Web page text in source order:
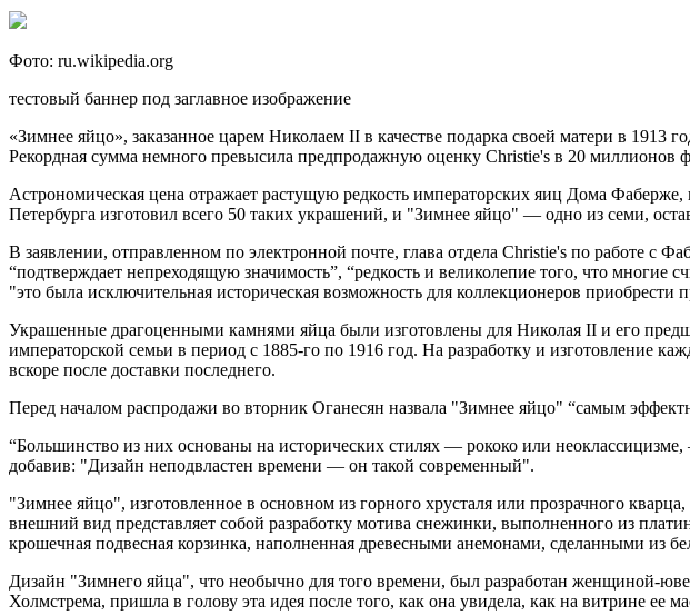
Фото: ru.wikipedia.org
тестовый баннер под заглавное изображение
«Зимнее яйцо», заказанное царем Николаем II в качестве подарка своей матери в 1913
Рекордная сумма немного превысила предпродажную оценку Christie's в 20 миллионов
Астрономическая цена отражает растущую редкость императорских яиц Дома
Петербурга изготовил всего 50 таких украшений, и "Зимнее яйцо" — одно из семи,
В заявлении, отправленном по электронной почте, глава отдела Christie's по работе с
“подтверждает непреходящую значимость”, “редкость и великолепие того, что
"это была исключительная историческая возможность для коллекционеров приобрести
Украшенные драгоценными камнями яйца были изготовлены для Николая II и его
императорской семьи в период с 1885-го по 1916 год. На разработку и изготовление
вскоре после доставки последнего.
Перед началом распродажи во вторник Оганесян назвала "Зимнее яйцо" “самым
“Большинство из них основаны на исторических стилях — рококо или
добавив: "Дизайн неподвластен времени — он такой современный".
"Зимнее яйцо", изготовленное в основном из горного хрусталя или прозрачного
внешний вид представляет собой разработку мотива снежинки, выполненного из
крошечная подвесная корзинка, наполненная древесными анемонами, сделанными из
Дизайн "Зимнего яйца", что необычно для того времени, был разработан женщиной-
Холмстрема, пришла в голову эта идея после того, как она увидела, как на витрине ее